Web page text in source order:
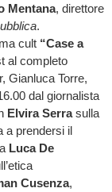
Mentana, direttore
.
cult “Case a
al completo
Gianluca Torre,
dal giornalista
Elvira Serrasulla
a prendersi il
Luca De
Cusenza,